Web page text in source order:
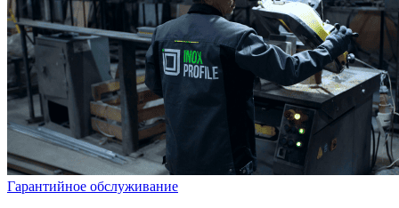
Гарантийное обслуживание